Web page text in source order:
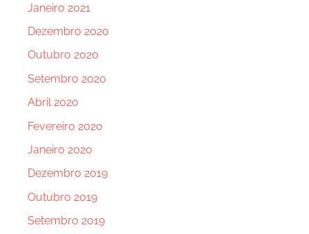
Janeiro 2021
Dezembro 2020
Outubro 2020
Setembro 2020
Abril 2020
Fevereiro 2020
Janeiro 2020
Dezembro 2019
Outubro 2019
Setembro 2019